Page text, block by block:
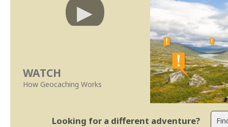
WATCH
How Geocaching Works
Looking for a different adventure?